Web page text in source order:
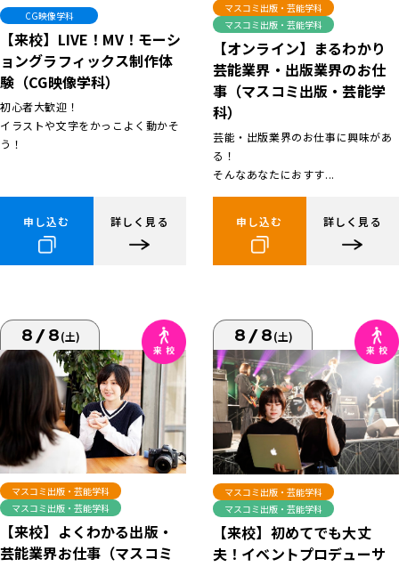
CG映像学科
【来校】LIVE！MV！モーシ
ョングラフィックス制作体
験（CG映像学科）
初心者大歓迎！
イラストや文字をかっこよく動かそ
う！
申し込む 詳しく見る
マスコミ出版・芸能学科
マスコミ出版・芸能学科
【オンライン】まるわかり
芸能業界・出版業界のお仕
事（マスコミ出版・芸能学
科）
芸能・出版業界のお仕事に興味があ
る！
そんなあなたにおすす...
申し込む 詳しく見る
8/8(土)
マスコミ出版・芸能学科
マスコミ出版・芸能学科
【来校】よくわかる出版・
芸能業界お仕事（マスコミ
8/8(土)
マスコミ出版・芸能学科
マスコミ出版・芸能学科
【来校】初めてでも大丈
夫！イベントプロデューサ